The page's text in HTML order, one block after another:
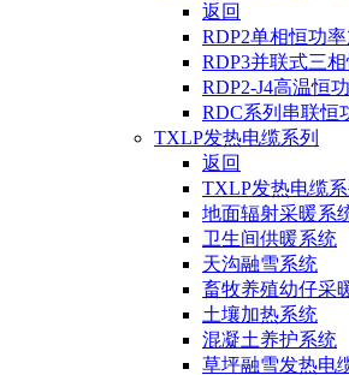
返回
RDP2单相恒功
RDP3并联式三
RDP2-J4高温恒
RDC系列串联恒
TXLP发热电缆系列
返回
TXLP发热电缆系
地面辐射采暖系
卫生间供暖系统
天沟融雪系统
畜牧养殖幼仔采
土壤加热系统
混凝土养护系统
草坪融雪发热电